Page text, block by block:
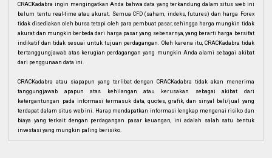
CRACKadabra ingin mengingatkan Anda bahwa data yang terkandung dalam situs web ini
belum tentu real-time atau akurat. Semua CFD (saham, indeks, futures) dan harga Forex
tidak disediakan oleh bursa tetapi oleh para pembuat pasar, sehingga harga mungkin tidak
akurat dan mungkin berbeda dari harga pasar yang sebenarnya, yang berarti harga bersifat
indikatif dan tidak sesuai untuk tujuan perdagangan. Oleh karena itu, CRACKadabra tidak
bertanggungjawab atas kerugian perdagangan yang mungkin Anda alami sebagai akibat
dari penggunaan data ini.
CRACKadabra atau siapapun yang terlibat dengan CRACKadabra tidak akan menerima
tanggungjawab apapun atas kehilangan atau kerusakan sebagai akibat dari
ketergantungan pada informasi termasuk data, quotes, grafik, dan sinyal beli/jual yang
terdapat dalam situs web ini. Harap mendapatkan informasi lengkap mengenai risiko dan
biaya yang terkait dengan perdagangan pasar keuangan, ini adalah salah satu bentuk
investasi yang mungkin paling berisiko.